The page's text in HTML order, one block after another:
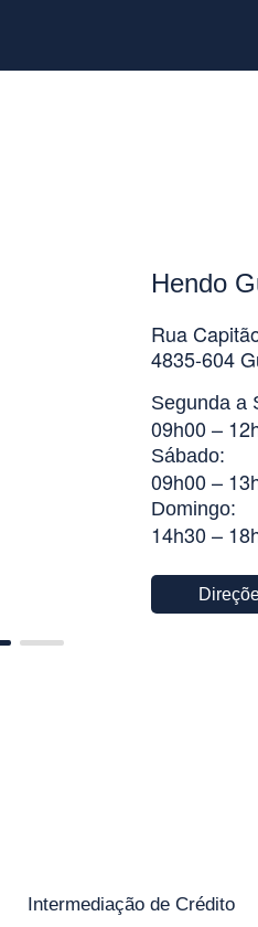
Hendo
Rua
4835-604
Segunda a
09h00 –
Sábado:
09h00 –
Domingo:
14h30 –
Intermediação de Crédito